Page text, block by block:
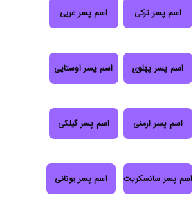
اسم پسر ترکی اسم پسر عربی
اسم پسر پهلوی اسم پسر اوستایی
اسم پسر ارمنی اسم پسر گیلکی
اسم پسر سانسکریت اسم پسر یونانی